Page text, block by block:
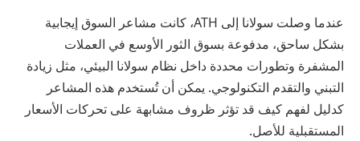
عندما وصلت سولانا إلى ATH، كانت مشاعر السوق إيجابية
بشكل ساحق، مدفوعة بسوق الثور الأوسع في العملات
المشفرة وتطورات محددة داخل نظام سولانا البيئي، مثل زيادة
التبني والتقدم التكنولوجي. يمكن أن تُستخدم هذه المشاعر
كدليل لفهم كيف قد تؤثر ظروف مشابهة على تحركات الأسعار
المستقبلية للأصل.